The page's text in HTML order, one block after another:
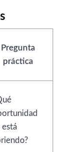
Pregunta
práctica
está